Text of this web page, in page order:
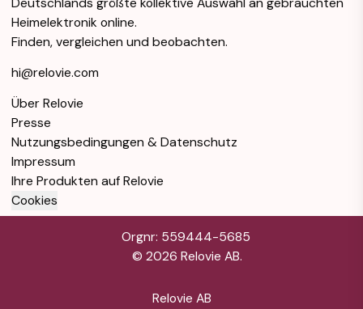
Heimelektronik online.
Finden, vergleichen und beobachten.
hi@relovie.com
Über Relovie
Presse
Nutzungsbedingungen & Datenschutz
Impressum
Ihre Produkten auf Relovie
Cookies
Orgnr: 559444-5685
© 2026 Relovie AB.
Relovie AB